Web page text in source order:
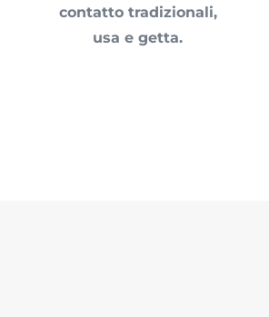
contatto tradizionali,
usa e getta.